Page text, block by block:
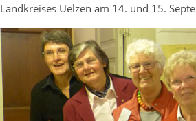
Landkreises Uelzen am 14. und 15.